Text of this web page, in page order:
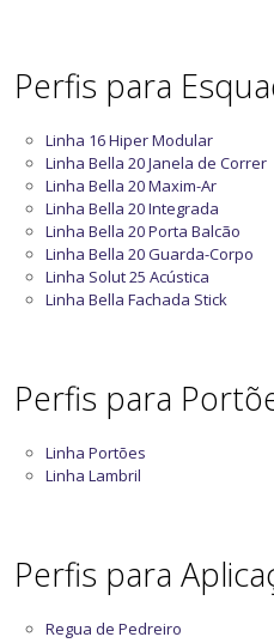
Perfis para
Linha 16 Hiper Modular
Linha Bella 20 Janela de Correr
Linha Bella 20 Maxim-Ar
Linha Bella 20 Integrada
Linha Bella 20 Porta Balcão
Linha Bella 20 Guarda-Corpo
Linha Solut 25 Acústica
Linha Bella Fachada Stick
Perfis para
Linha Portões
Linha Lambril
Perfis para
Regua de Pedreiro